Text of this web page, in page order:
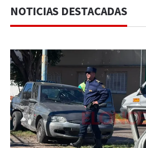
NOTICIAS DESTACADAS